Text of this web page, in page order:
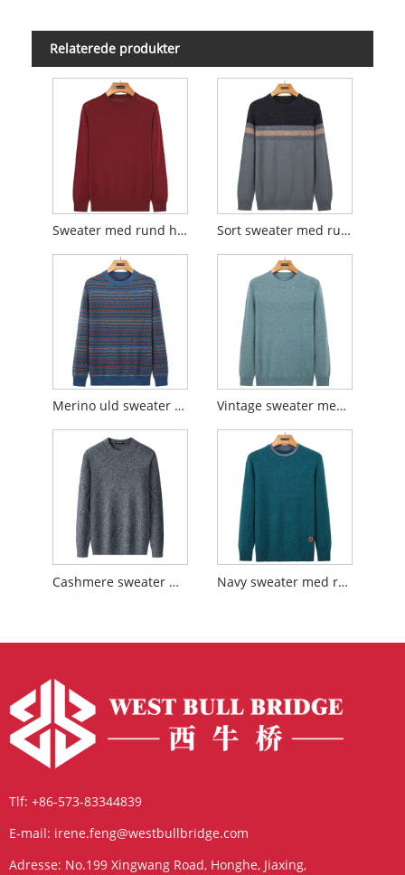
Relaterede produkter
Sweater med rund hals Sort sweater med rund hals
Merino uld sweater med rund hals Vintage sweater med rund hals
Cashmere sweater med rund hals Navy sweater med rund hals
Tlf: +86-573-83344839
E-mail: irene.feng@westbullbridge.com
Adresse: No.199 Xingwang Road, Honghe, Jiaxing,